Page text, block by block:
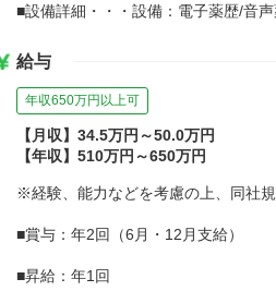
■設備詳細・・・設備：電子薬歴/音
給与
年収650万円以上可
【月収】34.5万円～50.0万円
【年収】510万円～650万円
※経験、能力などを考慮の上、同社規
■賞与：年2回（6月・12月支給）
■昇給：年1回